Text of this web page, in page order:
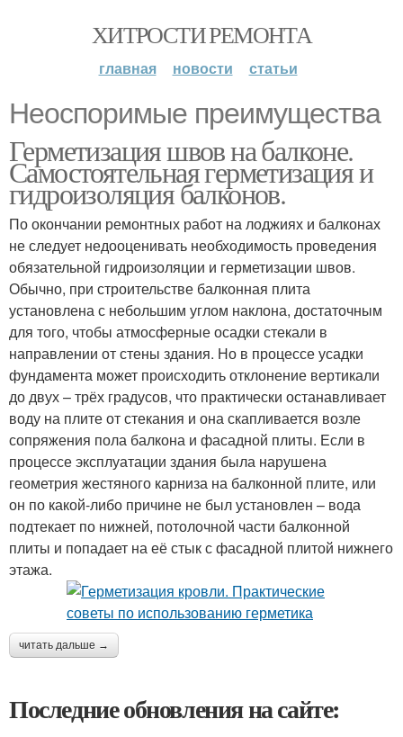
ХИТРОСТИ РЕМОНТА
главная новости статьи
Неоспоримые преимущества
Герметизация швов на балконе.
Самостоятельная герметизация и
гидроизоляция балконов.
По окончании ремонтных работ на лоджиях и балконах
не следует недооценивать необходимость проведения
обязательной гидроизоляции и герметизации швов.
Обычно, при строительстве балконная плита
установлена с небольшим углом наклона, достаточным
для того, чтобы атмосферные осадки стекали в
направлении от стены здания. Но в процессе усадки
фундамента может происходить отклонение вертикали
до двух – трёх градусов, что практически останавливает
воду на плите от стекания и она скапливается возле
сопряжения пола балкона и фасадной плиты. Если в
процессе эксплуатации здания была нарушена
геометрия жестяного карниза на балконной плите, или
он по какой-либо причине не был установлен – вода
подтекает по нижней, потолочной части балконной
плиты и попадает на её стык с фасадной плитой нижнего
этажа.
читать дальше →
Последние обновления на сайте: